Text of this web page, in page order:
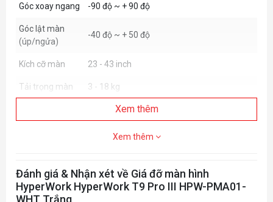
Góc xoay ngang -90 độ ~ + 90 độ
Góc lật màn
(úp/ngửa)
-40 độ ~ + 50 độ
Kích cỡ màn 23 - 43 inch
Tải trọng màn 3 - 18 kg
75x75 mm/100x100 mm
Trắng, Xám
Xem thêm
Xem thêm
Đánh giá & Nhận xét về Giá đỡ màn hình
HyperWork HyperWork T9 Pro III HPW-PMA01-
WHT Trắng